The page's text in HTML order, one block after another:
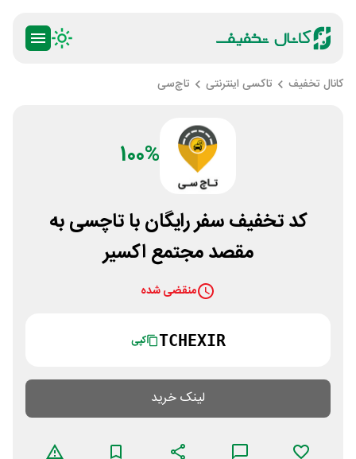
کانال تخفیف تاکسی اینترنتی تاچ‌سی
100%
کد تخفیف سفر رایگان با تاچسی به
مقصد مجتمع اکسیر
منقضی شده
TCHEXIR کپی
لینک خرید